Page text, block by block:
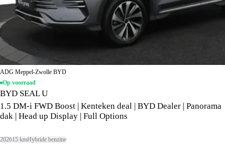
ADG Meppel-Zwolle BYD
Op voorraad
BYD SEAL U
1.5 DM-i FWD Boost | Kenteken deal | BYD Dealer | Panorama
dak | Head up Display | Full Options
202615 kmHybride benzine